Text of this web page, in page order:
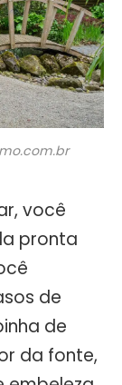
você
pronta
de
de
da fonte,